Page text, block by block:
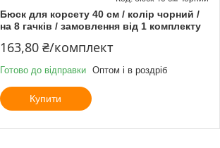
Бюск для корсету 40 см / колір чорний /
на 8 гачків / замовлення від 1 комплекту
163,80 ₴/комплект
Готово до відправки Оптом і в роздріб
Купити